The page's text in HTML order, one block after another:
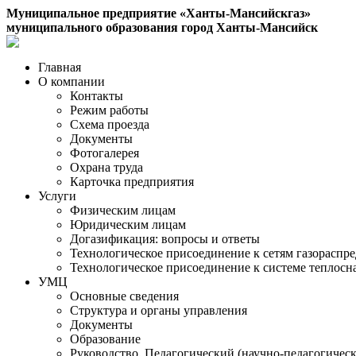
Муниципальное предприятие «Ханты-Мансийскгаз»
муниципального образования город Ханты-Мансийск
Главная
О компании
Контакты
Режим работы
Схема проезда
Документы
Фотогалерея
Охрана труда
Карточка предприятия
Услуги
Физическим лицам
Юридическим лицам
Догазификация: вопросы и ответы
Технологическое присоединение к сетям
Технологическое присоединение к системе
УМЦ
Основные сведения
Структура и органы управления
Документы
Образование
Руководство. Педагогический (научно-